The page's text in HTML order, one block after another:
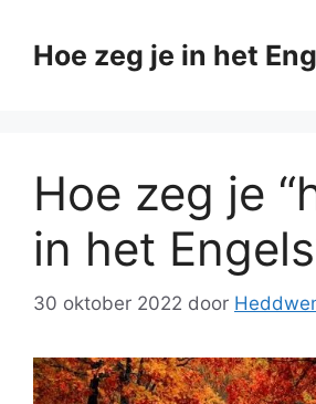
naarHoe zeg je in het
Hoe zeg je
in het
30 oktober 2022 door